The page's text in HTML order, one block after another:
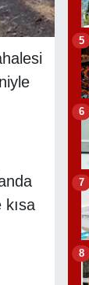
5
6
7
8